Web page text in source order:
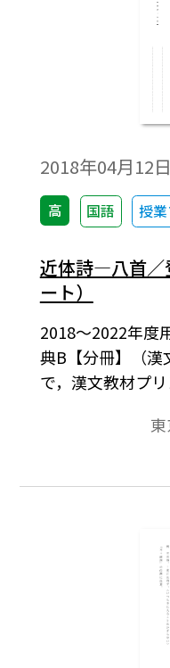
2018年04月12日
高 国語 授
近体詩―八首
ート）
2018～2022年度
典B【分冊】（漢
で，漢文教材プリ